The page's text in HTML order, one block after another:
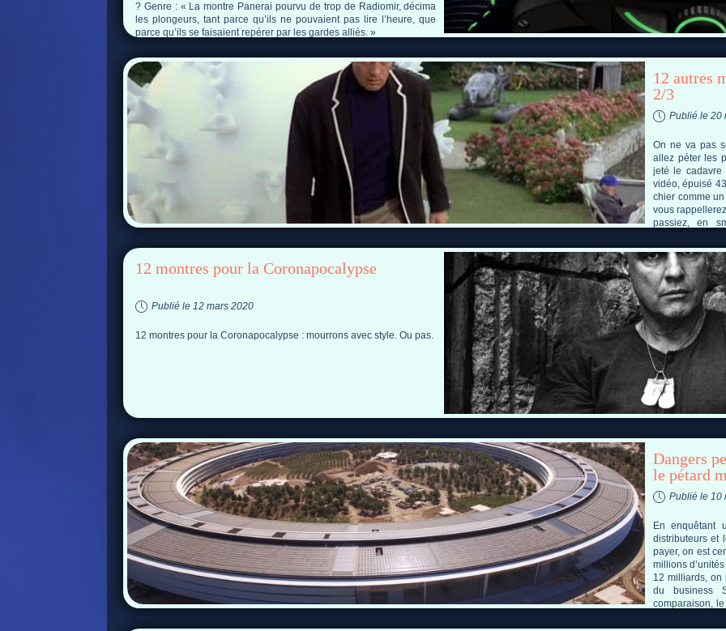
? Genre : « La montre Panerai pourvu de trop de Radiomir, décima
les plongeurs, tant parce qu’ils ne pouvaient pas lire l’heure, que
parce qu’ils se faisaient repérer par les gardes alliés. »
12 autres
2/3
Publié le 20
On ne va pas
allez péter les
jeté le
vidéo, épuisé
chier comme
vous
passiez, en
200 balles sur
12 montres pour la Coronapocalypse
Publié le 12 mars 2020
12 montres pour la Coronapocalypse : mourrons avec style. Ou pas.
Dangers
le pétard
Publié le 10
En enquêtant
distributeurs et
payer, on est
millions
12 milliards, on
du business
comparaison,